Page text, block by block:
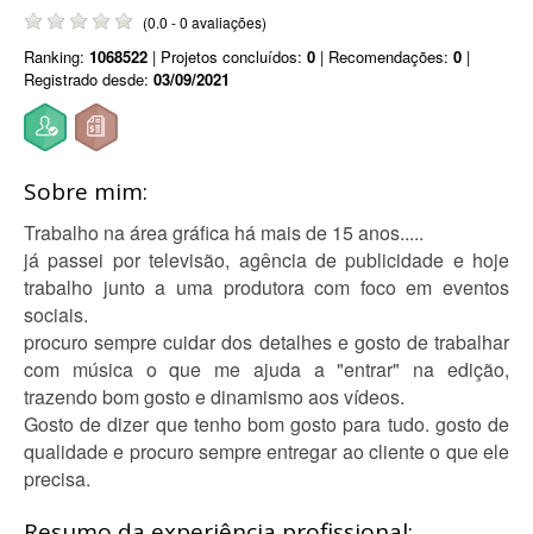
(0.0 - 0 avaliações)
Ranking: 1068522 | Projetos concluídos: 0 | Recomendações: 0 |
Registrado desde: 03/09/2021
Sobre mim:
Trabalho na área gráfica há mais de 15 anos.....
já passei por televisão, agência de publicidade e hoje
trabalho junto a uma produtora com foco em eventos
sociais.
procuro sempre cuidar dos detalhes e gosto de trabalhar
com música o que me ajuda a "entrar" na edição,
trazendo bom gosto e dinamismo aos vídeos.
Gosto de dizer que tenho bom gosto para tudo. gosto de
qualidade e procuro sempre entregar ao cliente o que ele
precisa.